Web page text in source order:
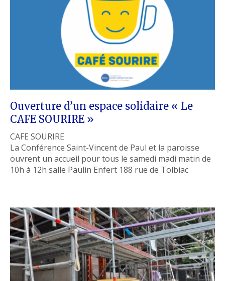
Ouverture d’un espace solidaire « Le
CAFE SOURIRE »
CAFE SOURIRE
La Conférence Saint-Vincent de Paul et la paroisse
ouvrent un accueil pour tous le samedi madi matin de
10h à 12h salle Paulin Enfert 188 rue de Tolbiac